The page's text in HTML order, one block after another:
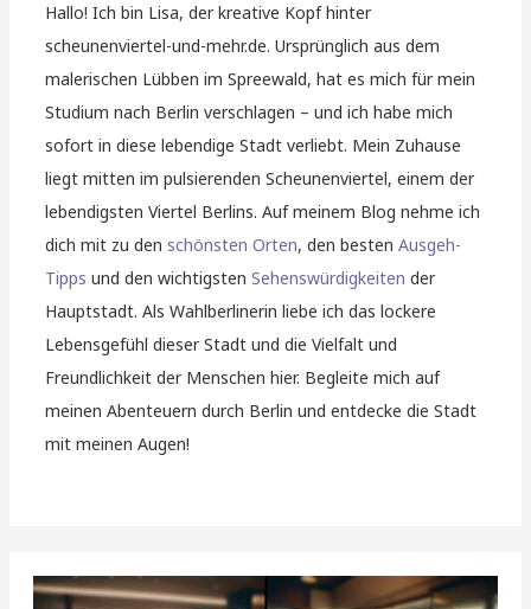
Hallo! Ich bin Lisa, der kreative Kopf hinter
scheunenviertel-und-mehr.de. Ursprünglich aus dem
malerischen Lübben im Spreewald, hat es mich für mein
Studium nach Berlin verschlagen – und ich habe mich
sofort in diese lebendige Stadt verliebt. Mein Zuhause
liegt mitten im pulsierenden Scheunenviertel, einem der
lebendigsten Viertel Berlins. Auf meinem Blog nehme ich
dich mit zu denschönsten Orten, den bestenAusgeh-
Tipps und den wichtigstenSehenswürdigkeiten der
Hauptstadt. Als Wahlberlinerin liebe ich das lockere
Lebensgefühl dieser Stadt und die Vielfalt und
Freundlichkeit der Menschen hier. Begleite mich auf
meinen Abenteuern durch Berlin und entdecke die Stadt
mit meinen Augen!